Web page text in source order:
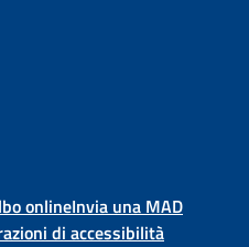
onlineInvia una MAD
di accessibilità